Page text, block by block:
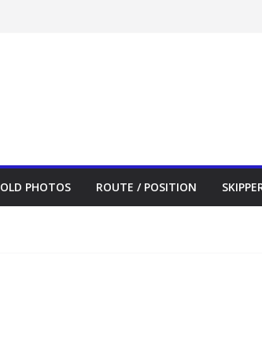
OLD PHOTOS ROUTE / POSITION